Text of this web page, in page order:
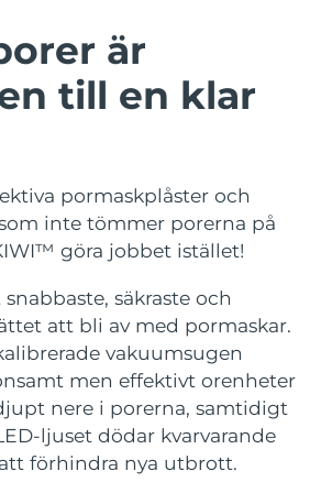
är
till en klar
pormaskplåster och
inte tömmer porerna på
göra jobbet istället!
säkraste och
att bli av med pormaskar.
vakuumsugen
men effektivt orenheter
nere i porerna, samtidigt
ljuset dödar kvarvarande
förhindra nya utbrott.
aging massage
LED heating
4 Men
anti-aging massage
toning
toning on-the-go
2 eyes & lips
line smoothing device
3-paket
facial hydration
3 LED
infrared and red light therapy
Munvård
4
silicone sonic toothbrush
4 plus
hybrid silicone sonic toothbrush
BEHANDLING
LED-behandlingar
NEW
Förväntad leverans
Förväntad leverans
09/08/2026
Förväntad leverans
09/08/2026
Förväntad leverans
Förväntad leverans14/08/2026
Förväntad leverans
09/08/2026